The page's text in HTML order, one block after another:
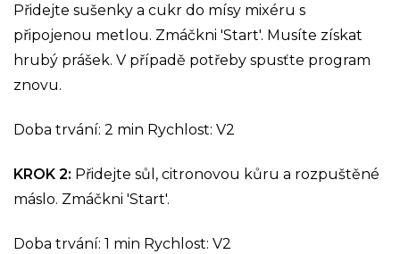
Přidejte sušenky a cukr do mísy mixéru s
připojenou metlou. Zmáčkni 'Start'. Musíte získat
hrubý prášek. V případě potřeby spusťte program
znovu.
Doba trvání: 2 min Rychlost: V2
KROK 2: Přidejte sůl, citronovou kůru a rozpuštěné
máslo. Zmáčkni 'Start'.
Doba trvání: 1 min Rychlost: V2